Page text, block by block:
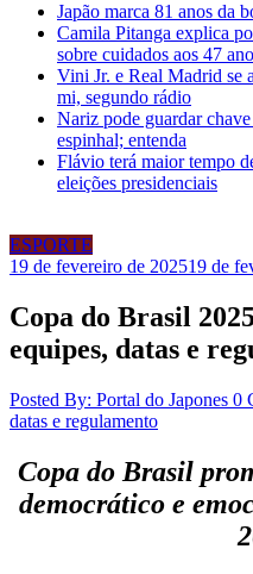
Japão marca 81 anos da
Camila Pitanga explica
sobre cuidados aos 47
Vini Jr. e Real Madrid se
mi, segundo rádio
Nariz pode guardar
espinhal; entenda
Flávio terá maior tempo
eleições presidenciais
ESPORTE
19 de fevereiro de 202519 de
Copa do Brasil
equipes, datas e
Posted By: Portal do Japones 0
datas e regulamento
Copa do Brasil
democrático e